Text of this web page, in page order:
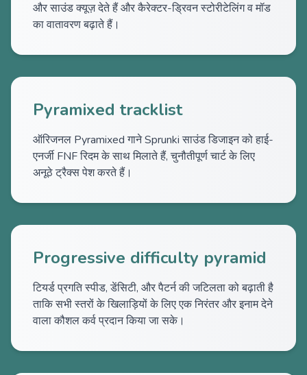
और साउंड क्यूज़ देते हैं और कैरेक्टर-ड्रिवन स्टोरीटेलिंग व मॉड
का वातावरण बढ़ाते हैं।
Pyramixed tracklist
ऑरिजनल Pyramixed गाने Sprunki साउंड डिजाइन को हाई-
एनर्जी FNF रिदम के साथ मिलाते हैं, चुनौतीपूर्ण चार्ट के लिए
अनूठे ट्रैक्स पेश करते हैं।
Progressive difficulty pyramid
टियर्ड प्रगति स्पीड, डेंसिटी, और पैटर्न की जटिलता को बढ़ाती है
ताकि सभी स्तरों के खिलाड़ियों के लिए एक निरंतर और इनाम देने
वाला कौशल कर्व प्रदान किया जा सके।